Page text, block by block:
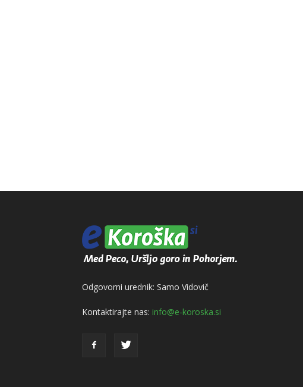
Odgovorni urednik: Samo Vidovič
Kontaktirajte nas: info@e-koroska.si